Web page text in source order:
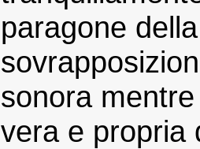
paragone
sonora
vera e propria